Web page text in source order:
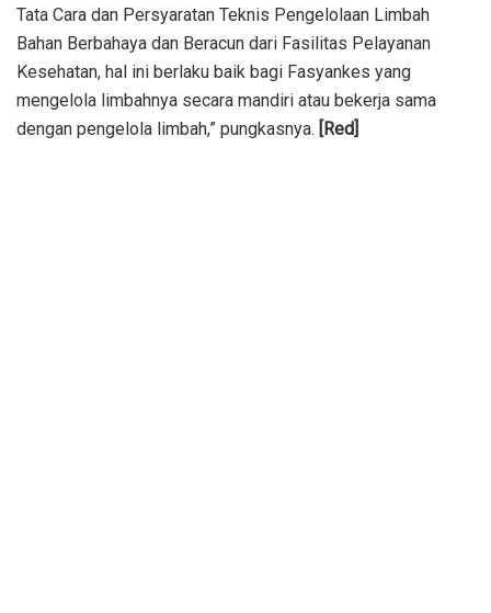
Tata Cara dan Persyaratan Teknis Pengelolaan Limbah
Bahan Berbahaya dan Beracun dari Fasilitas Pelayanan
Kesehatan, hal ini berlaku baik bagi Fasyankes yang
mengelola limbahnya secara mandiri atau bekerja sama
dengan pengelola limbah,” pungkasnya. [Red]